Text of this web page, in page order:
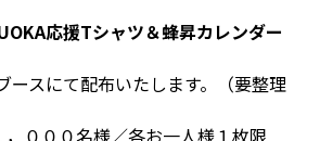
応援Tシャツ＆蜂昇カレンダー
ースにて配布いたします。（要整理
，０００名様／各お一人様１枚限